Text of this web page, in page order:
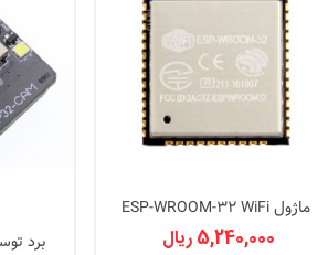
ماژول ESP-WROOM-32 WiFi
5,240,000 ریال